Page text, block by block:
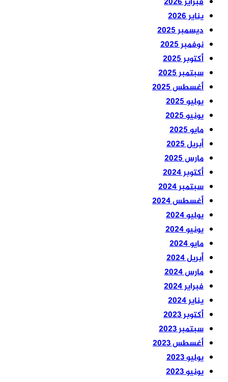
يناير 2026
ديسمبر 2025
نوفمبر 2025
أكتوبر 2025
سبتمبر 2025
أغسطس 2025
يوليو 2025
يونيو 2025
مايو 2025
أبريل 2025
مارس 2025
أكتوبر 2024
سبتمبر 2024
أغسطس 2024
يوليو 2024
يونيو 2024
مايو 2024
أبريل 2024
مارس 2024
فبراير 2024
يناير 2024
أكتوبر 2023
سبتمبر 2023
أغسطس 2023
يوليو 2023
يونيو 2023